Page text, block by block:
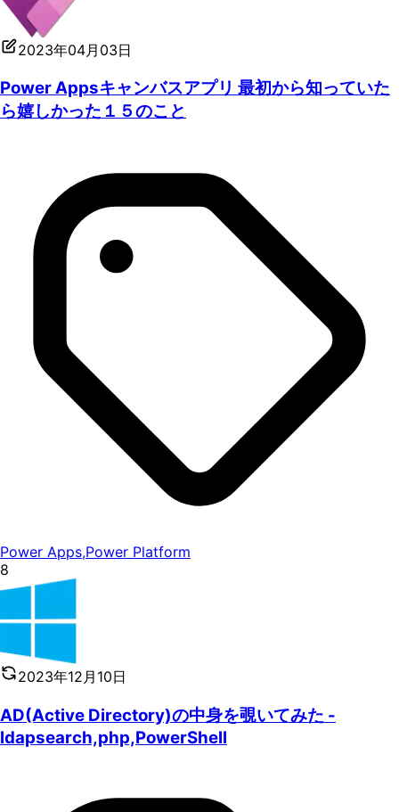
2023年04月03日
Power Appsキャンバスアプリ 最初から知っていた
ら嬉しかった１５のこと
Power Apps,Power Platform
8
2023年12月10日
AD(Active Directory)の中身を覗いてみた -
ldapsearch,php,PowerShell